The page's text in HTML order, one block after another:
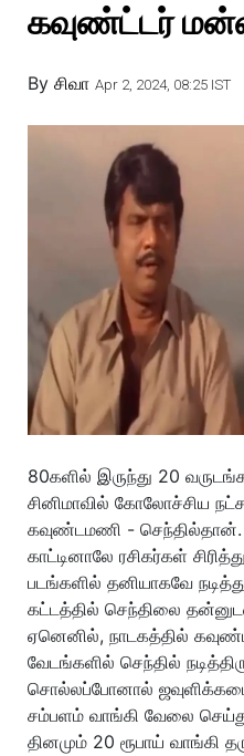
Story
கவுண்ட்டர்
By சிவா Apr 2, 2024, 08:25 IST
80களில் இருந்து 20
சினிமாவில் கோலோச்சிய
கவுண்டமணி -
காட்டினாலே ரசிகர்கள்
படங்களில் தனியாகவே
கட்டத்தில் செந்திலை
ஏனெனில், நாடகத்தில்
வேடங்களில் செந்தில்
சொல்லப்போனால்
சம்பளம் வாங்கி வேலை
தினமும் 20 ரூபாய் வாங்கி